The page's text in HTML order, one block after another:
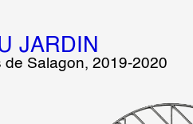
JARDIN
Salagon, 2019-2020